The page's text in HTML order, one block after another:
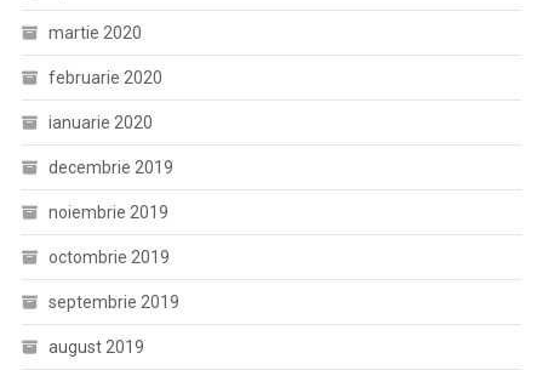
martie 2020
februarie 2020
ianuarie 2020
decembrie 2019
noiembrie 2019
octombrie 2019
septembrie 2019
august 2019